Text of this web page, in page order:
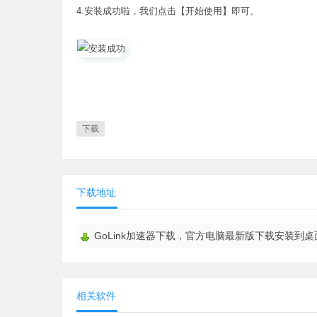
4.安装成功啦，我们点击【开始使用】即可。
下载
下载地址
GoLink加速器下载，官方电脑最新版下载安装到桌
相关软件